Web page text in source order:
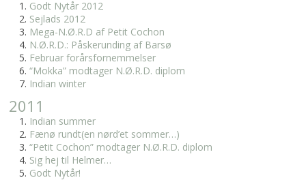
Godt Nytår 2012
Sejlads 2012
Mega-N.Ø.R.D af Petit Cochon
N.Ø.R.D.: Påskerunding af Barsø
Februar forårsfornemmelser
“Mokka” modtager N.Ø.R.D. diplom
Indian winter
2011
Indian summer
Fænø rundt(en nørd’et sommer…)
“Petit Cochon” modtager N.Ø.R.D. diplom
Sig hej til Helmer…
Godt Nytår!